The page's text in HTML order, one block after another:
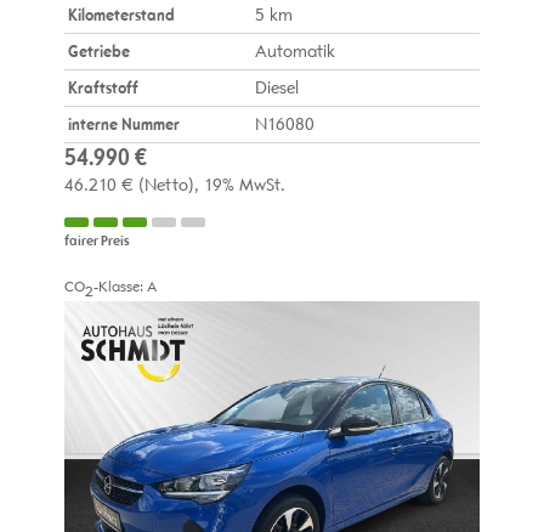
Kilometerstand
5 km
Getriebe
Automatik
Kraftstoff
Diesel
interne Nummer
N16080
54.990 €
46.210 € (Netto) 19% MwSt.
fairer Preis
CO2-Klasse: A